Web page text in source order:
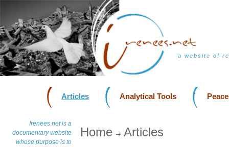
a website of
Articles Analytical Tools
Irenees.net is a
documentary website
whose purpose is to
Home Articles